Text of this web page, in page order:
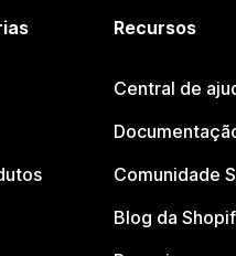
Recursos
Central de
Comunidade
Blog da